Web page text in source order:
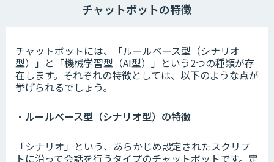
チャットボットの特徴
チャットボットには、「ルールベース型（シナリオ
型）」と「機械学習型（AI型）」という2つの種類が存
在します。それぞれの特徴としては、以下のような点が
挙げられるでしょう。
・ルールベース型（シナリオ型）の特徴
「シナリオ」という、あらかじめ設定されたスクリプ
トに沿って会話を行うタイプのチャットボットです。定